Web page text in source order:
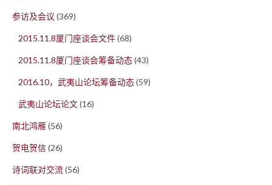
参访及会议 (369)
2015.11.8厦门座谈会文件(68)
2015.11.8厦门座谈会筹备动态(43)
2016.10，武夷山论坛筹备动态(59)
武夷山论坛论文(16)
南北鸿雁(56)
贺电贺信(26)
诗词联对交流(56)